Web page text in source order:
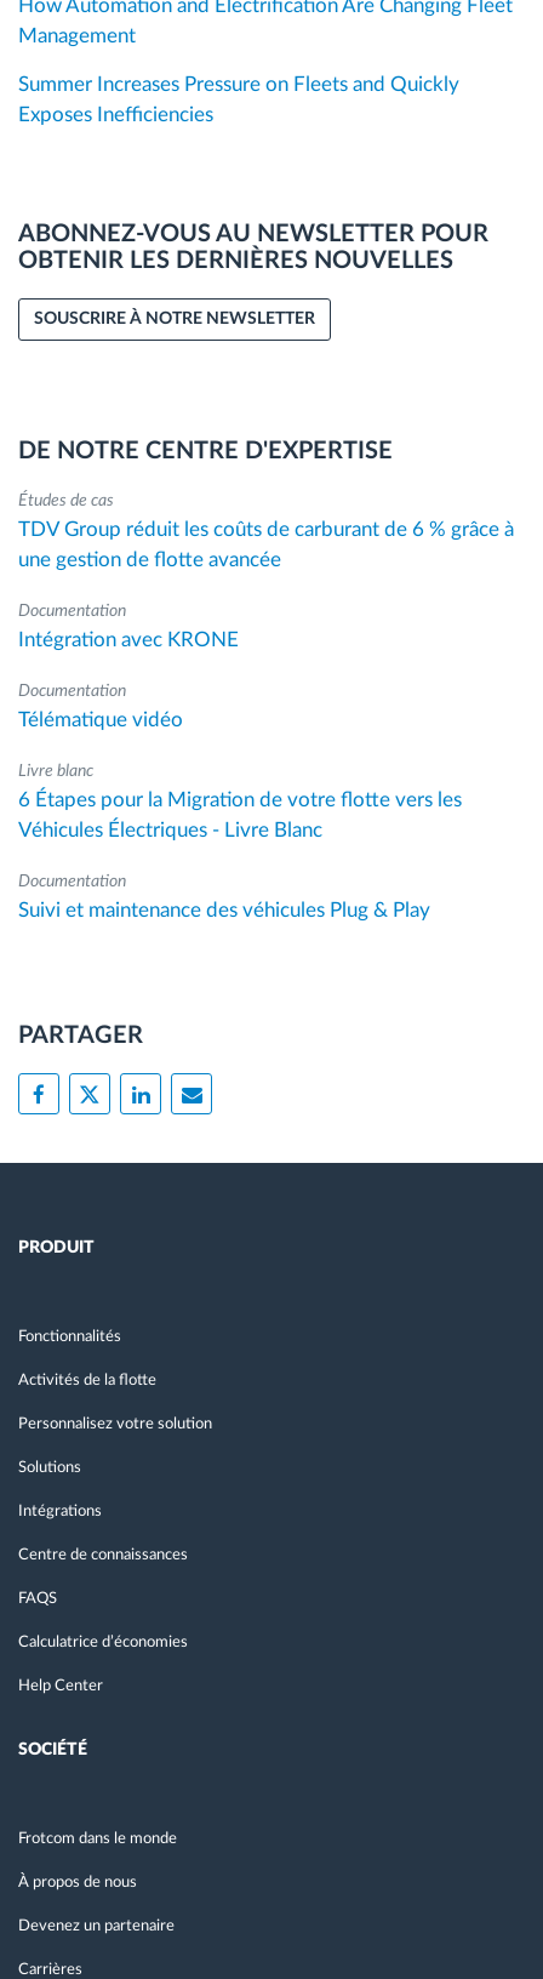
How Automation and Electrification Are Changing Fleet
Management
Summer Increases Pressure on Fleets and Quickly
Exposes Inefficiencies
ABONNEZ-VOUS AU NEWSLETTER POUR
OBTENIR LES DERNIÈRES NOUVELLES
SOUSCRIRE À NOTRE NEWSLETTER
DE NOTRE CENTRE D'EXPERTISE
Études de cas
TDV Group réduit les coûts de carburant de 6 % grâce à
une gestion de flotte avancée
Documentation
Intégration avec KRONE
Documentation
Télématique vidéo
Livre blanc
6 Étapes pour la Migration de votre flotte vers les
Véhicules Électriques - Livre Blanc
Documentation
Suivi et maintenance des véhicules Plug & Play
PARTAGER
PRODUIT
Fonctionnalités
Activités de la flotte
Personnalisez votre solution
Solutions
Intégrations
Centre de connaissances
FAQS
Calculatrice d’économies
Help Center
SOCIÉTÉ
Frotcom dans le monde
À propos de nous
Devenez un partenaire
Carrières